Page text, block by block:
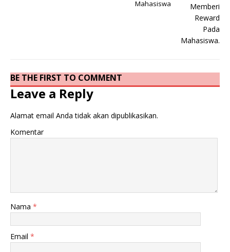
Mahasiswa
BE THE FIRST TO COMMENT
Leave a Reply
Alamat email Anda tidak akan dipublikasikan.
Komentar
Nama *
Email *